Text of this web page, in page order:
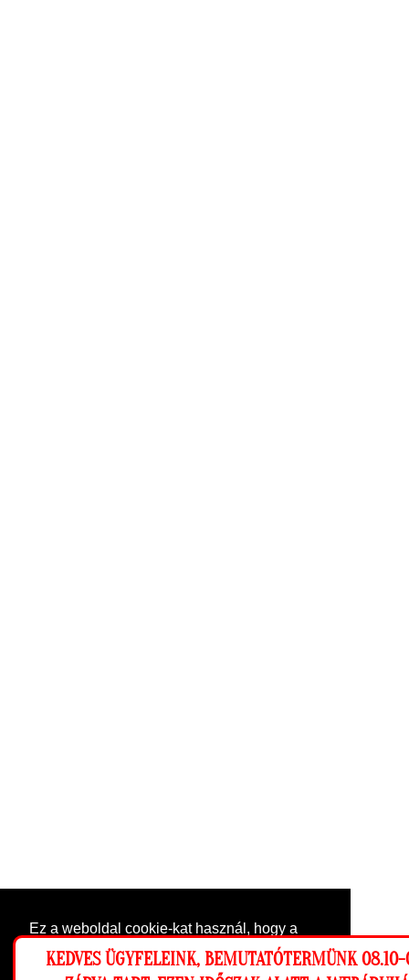
Ez a weboldal cookie-kat használ, hogy a
lehető legjobb élményt nyújtsa honlapunkon.
Beállítások
KEDVES ÜGYFELEINK, BEMUTATÓTERMÜNK